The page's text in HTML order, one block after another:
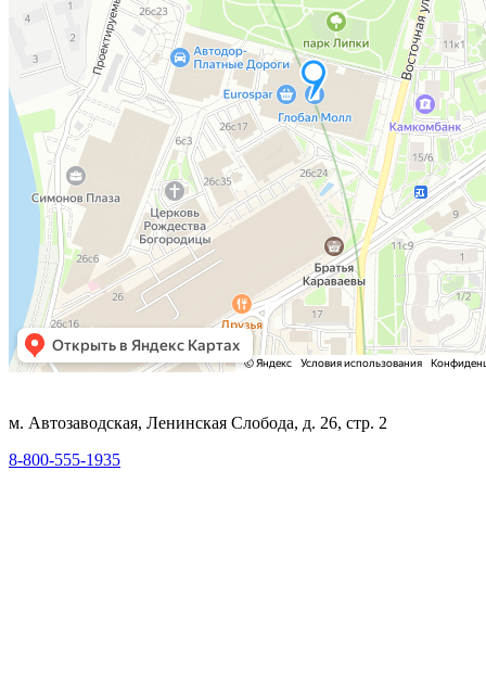
м. Автозаводская, Ленинская Слобода, д. 26, стр. 2
8-800-555-1935